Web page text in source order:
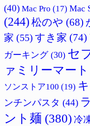
(40) Mac Pro (17) Mac
(244) 松のや (68)
家 (55) すき家 (74)
ガーキング(30) セ
ァミリーマート
ソンストア100 (19)
ンチンパスタ (44)
ント麺 (380)冷